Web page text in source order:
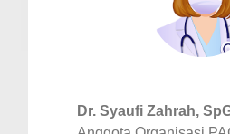
Dr. Syaufi Zahrah,